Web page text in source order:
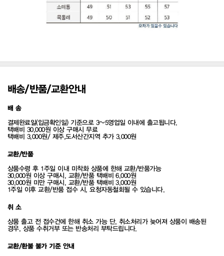
배송/반품/교환안내
배 송
결제완료일(입금확인일) 기준으로 3~5영업일 이내에 출고됩니다.
택배비 30,000원 이상 구매시 무료
택배비 3,000원/ 제주,도서산간지역 추가 3,000원
교환/반품
상품수령 후 1주일 이내 미착화 상품에 한해 교환/반품가능
30,000원 이상 구매시, 교환/반품 택배비 6,000원
30,000원 미만 구매시, 교환/반품 택배비 3,000원
1주일 이후 교환/반품 접수 시, 요청자동철회될 수 있습니다.
취 소
상품 출고 전 접수건에 한해 취소 가능 단, 취소처리가 늦어져 상품이 배송된
경우, 상품 수취거부 또는 반송처리 부탁드립니다.
교환/환불 불가 기준 안내